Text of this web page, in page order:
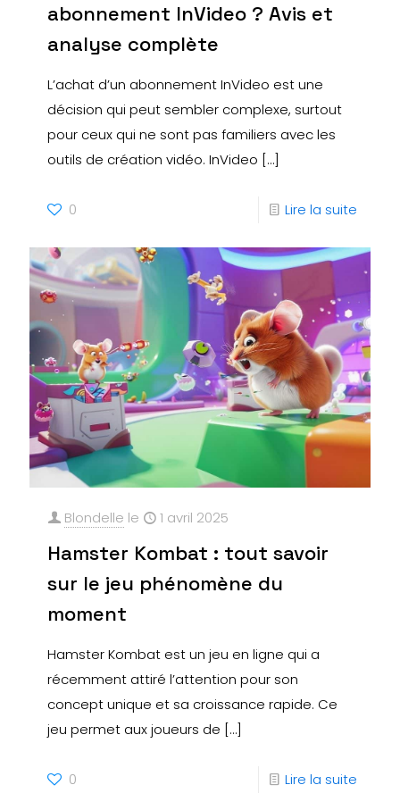
abonnement InVideo ? Avis et
analyse complète
L’achat d’un abonnement InVideo est une
décision qui peut sembler complexe, surtout
pour ceux qui ne sont pas familiers avec les
outils de création vidéo. InVideo […]
0 Lire la suite
Blondelle le 1 avril 2025
Hamster Kombat : tout savoir
sur le jeu phénomène du
moment
Hamster Kombat est un jeu en ligne qui a
récemment attiré l’attention pour son
concept unique et sa croissance rapide. Ce
jeu permet aux joueurs de […]
0 Lire la suite